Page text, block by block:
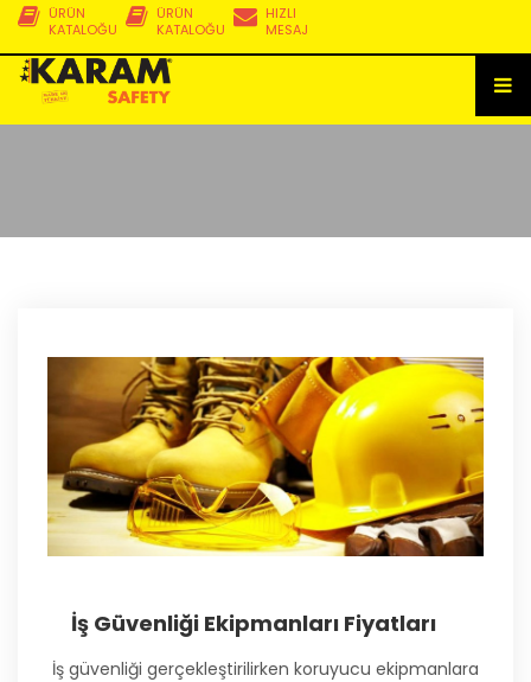
HIZLI
MESAJ
ÜRÜN
KATALOĞU
ÜRÜN
KATALOĞU
İş Güvenliği Ekipmanları Fiyatları
İş güvenliği gerçekleştirilirken koruyucu ekipmanlara